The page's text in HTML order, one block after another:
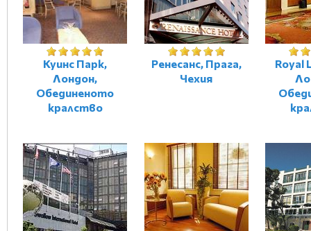
Куинс Парк,
Лондон,
Обединеното
кралство
Ренесанс, Прага,
Чехия
Royal